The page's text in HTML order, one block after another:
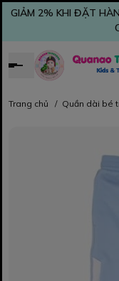
GIẢM 2% KHI ĐẶT
Trang chủ / Quần dài bé